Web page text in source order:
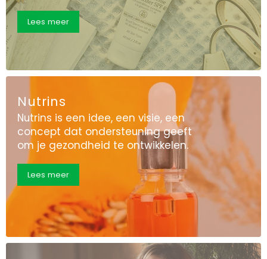
Lees meer
Nutrins
Nutrins is een idee, een visie, een
concept dat ondersteuning geeft
om je gezondheid te ontwikkelen.
Lees meer